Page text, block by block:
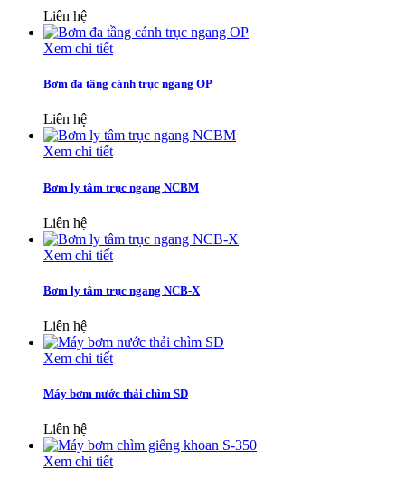
Liên hệ
Xem chi tiết
Bơm đa tầng cánh trục ngang OP
Liên hệ
Xem chi tiết
Bơm ly tâm trục ngang NCBM
Liên hệ
Xem chi tiết
Bơm ly tâm trục ngang NCB-X
Liên hệ
Xem chi tiết
Máy bơm nước thải chìm SD
Liên hệ
Xem chi tiết